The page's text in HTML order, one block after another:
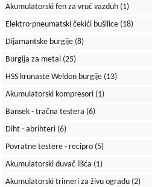
Akumulatorski fen za vruć vazduh (1)
Elektro-pneumatski čekići bušilice (18)
Dijamantske burgije (8)
Burgija za metal (25)
HSS krunaste Weldon burgije (13)
Akumulatorski kompresori (1)
Bansek - tračna testera (6)
Diht - abrihteri (6)
Povratne testere - recipro (5)
Akumulatorski duvač lišća (1)
Akumulatorski trimeri za živu ogradu (2)